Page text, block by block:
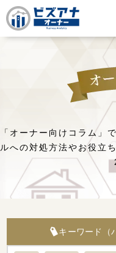
「オーナー向けコラム」
ルへの対処方法やお役立
キーワード（